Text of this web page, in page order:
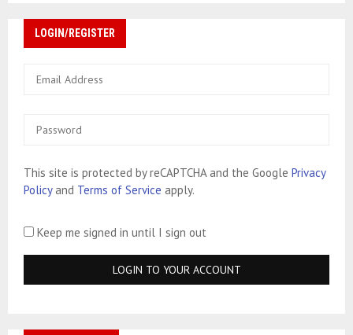
LOGIN/REGISTER
This site is protected by reCAPTCHA and the Google Privacy
Policyand Terms of Service apply.
Keep me signed in until I sign out